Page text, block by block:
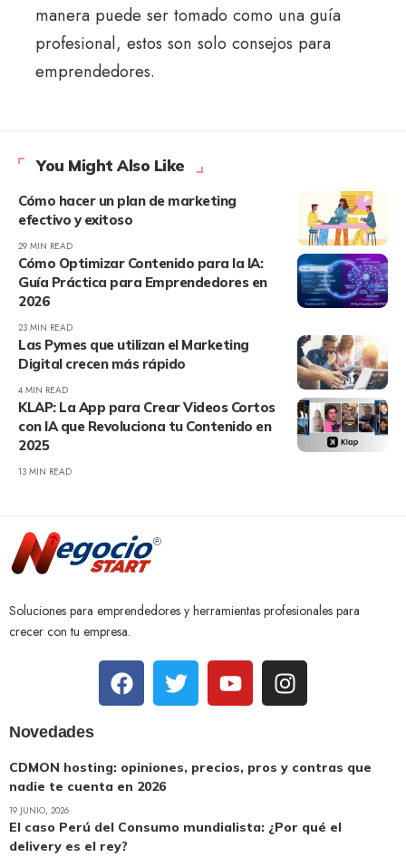
manera puede ser tomado como una guía
profesional, estos son solo consejos para
emprendedores.
You Might Also Like
Cómo hacer un plan de marketing
efectivo y exitoso
29 MIN READ
Cómo Optimizar Contenido para la IA:
Guía Práctica para Emprendedores en
2026
23 MIN READ
Las Pymes que utilizan el Marketing
Digital crecen más rápido
4 MIN READ
KLAP: La App para Crear Videos Cortos
con IA que Revoluciona tu Contenido en
2025
13 MIN READ
Soluciones para emprendedores y herramientas profesionales para
crecer con tu empresa.
Novedades
CDMON hosting: opiniones, precios, pros y contras que
nadie te cuenta en 2026
19 JUNIO, 2026
El caso Perú del Consumo mundialista: ¿Por qué el
delivery es el rey?